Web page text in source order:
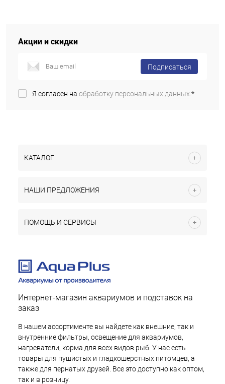
Акции и скидки
Подписаться
Я согласен на обработку персональных данных.*
КАТАЛОГ
НАШИ ПРЕДЛОЖЕНИЯ
ПОМОЩЬ И СЕРВИСЫ
Интернет-магазин аквариумов и подставок на
заказ
В нашем ассортименте вы найдете как внешние, так и
внутренние фильтры, освещение для аквариумов,
нагреватели, корма для всех видов рыб. У нас есть
товары для пушистых и гладкошерстных питомцев, а
также для пернатых друзей. Все это доступно как оптом,
так и в розницу.